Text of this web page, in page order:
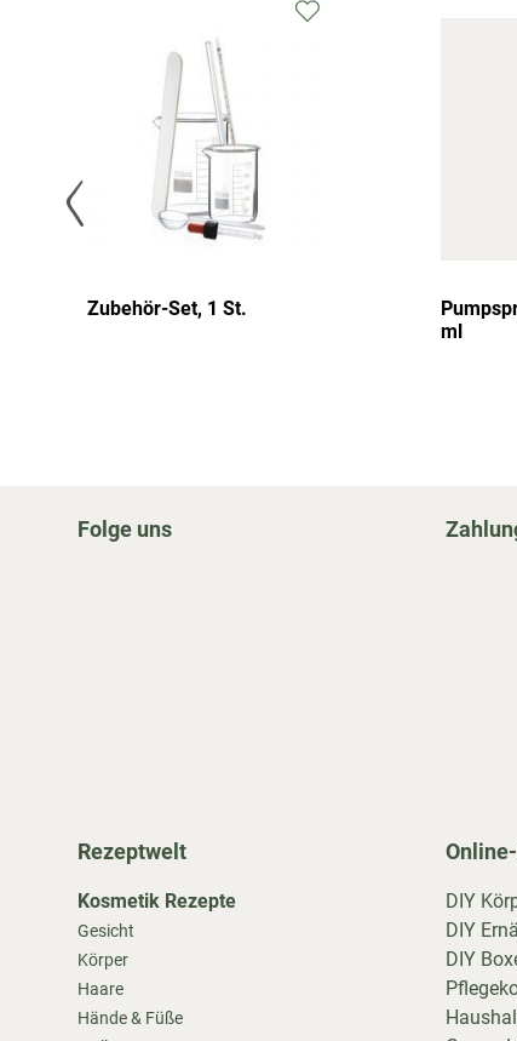
Zubehör-Set, 1 St.
ml
Folge uns
Rezeptwelt
Kosmetik Rezepte
Gesicht
Körper
Haare
Hände & Füße
DIY
DIY
DIY